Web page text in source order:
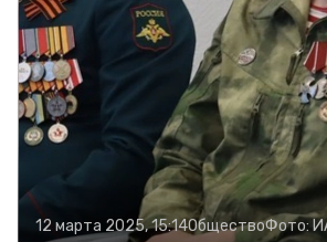
12 марта 2025, 15:14ОбществоФото: